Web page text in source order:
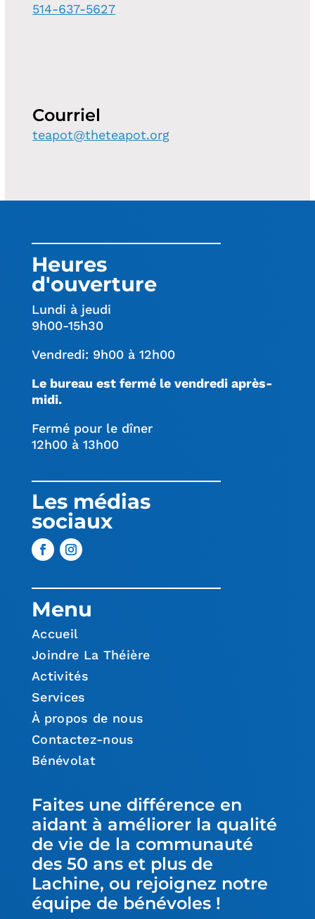
514-637-5627
Courriel
teapot@theteapot.org
Heures
d'ouverture
Lundi à jeudi
9h00-15h30
Vendredi: 9h00 à 12h00
Le bureau est fermé le vendredi après-
midi.
Fermé pour le dîner
12h00 à 13h00
Les médias
sociaux
Menu
Accueil
Joindre La Théière
Activités
Services
À propos de nous
Contactez-nous
Bénévolat
Faites une différence en
aidant à améliorer la qualité
de vie de la communauté
des 50 ans et plus de
Lachine, ou rejoignez notre
équipe de bénévoles !